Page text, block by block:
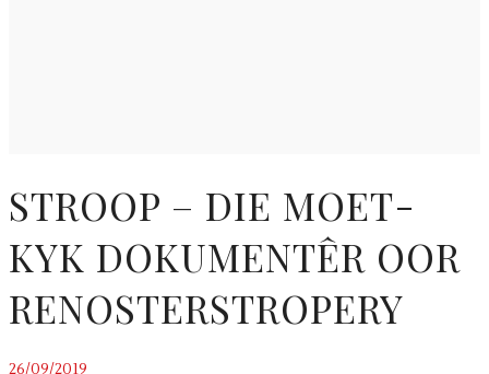
STROOP – DIE MOET-
KYK DOKUMENTÊR OOR
RENOSTERSTROPERY
26/09/2019